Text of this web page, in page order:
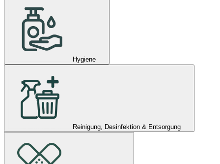
Hygiene
Reinigung, Desinfektion & Entsorgung